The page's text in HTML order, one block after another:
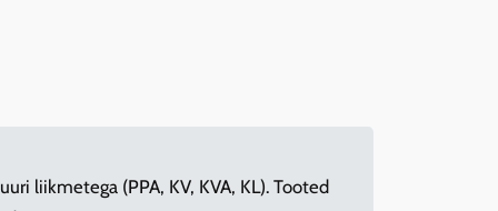
liikmetega (PPA, KV, KVA, KL). Tooted